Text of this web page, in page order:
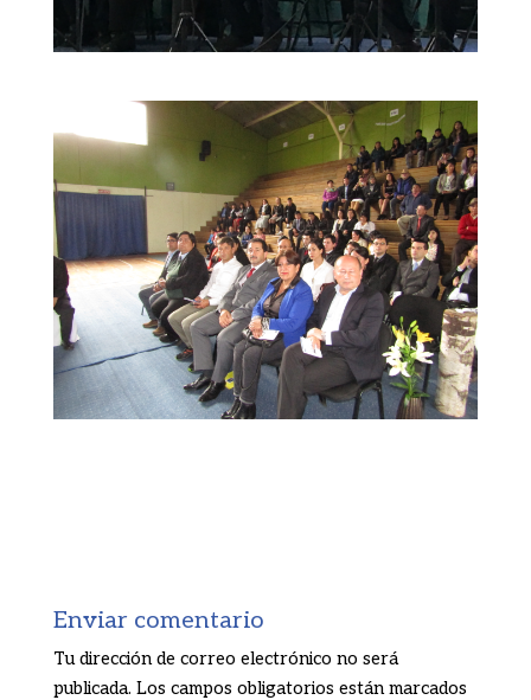
Enviar comentario
Tu dirección de correo electrónico no será
publicada. Los campos obligatorios están marcados